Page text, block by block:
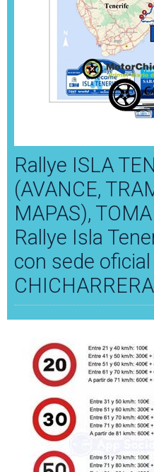
Rallye ISLA
(AVANCE,
MAPAS),
Rallye Isla
con sede oficial
CHICHARRERA